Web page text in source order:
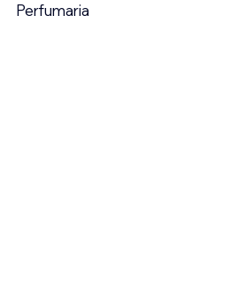
Perfumaria